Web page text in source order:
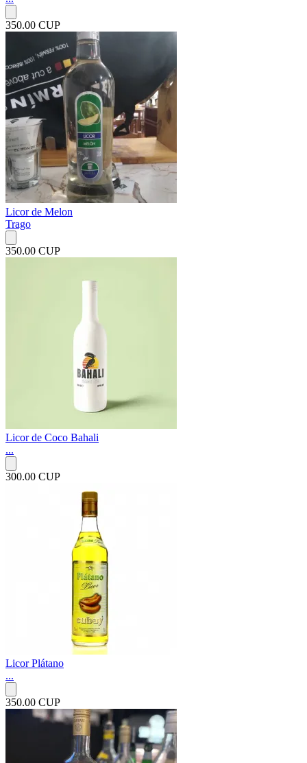
350.00 CUP
Licor de Melon
Trago
350.00 CUP
Licor de Coco Bahali
...
300.00 CUP
Licor Plátano
...
350.00 CUP